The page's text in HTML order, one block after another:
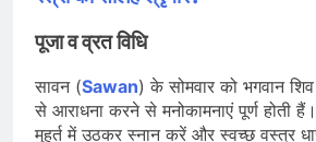
पूजा व व्रत विधि
सावन (Sawan) के सोमवार को भगवान
से आराधना करने से मनोकामनाएं पूर्ण होती
मुहूर्त में उठकर स्नान करें और स्वच्छ वस्त्र